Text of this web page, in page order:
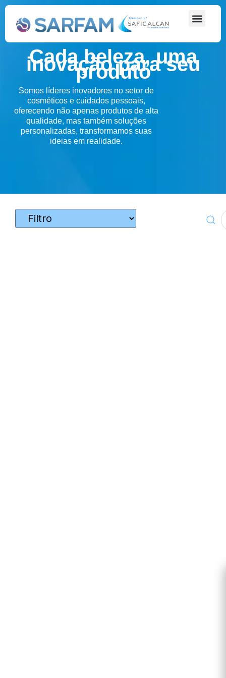
Cada beleza, uma
inovação para seu
produto
Somos líderes inovadores no setor de
cosméticos e cuidados pessoais,
oferecendo não apenas produtos de alta
qualidade, mas também soluções
personalizadas, transformamos suas
ideias em realidade.